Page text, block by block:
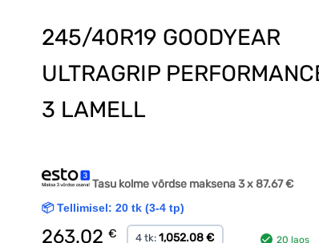
245/40R19 GOODYEAR
ULTRAGRIP
3 LAMELL
Tasu kolme võrdse maksena 3 x87.67€
📦 Tellimisel: 20 tk (3-4 tp)
263.02 € 4 tk:1,052.08 € 20 laos